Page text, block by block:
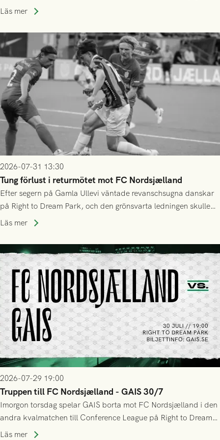
speltid i Hestrafors genom föreningssamarbete.
Läs mer
2026-07-31 13:30
Tung förlust i returmötet mot FC Nordsjælland
Efter segern på Gamla Ullevi väntade revanschsugna danskar
på Right to Dream Park, och den grönsvarta ledningen skulle
upphöra efter mindre än kvarten spelad. På lika mark visade
tennissiffror och det grönsvarta europaäventyret tog slut.
Läs mer
2026-07-29 19:00
Truppen till FC Nordsjælland - GAIS 30/7
Imorgon torsdag spelar GAIS borta mot FC Nordsjælland i den
andra kvalmatchen till Conference League på Right to Dream
Park! Fredrik Holmberg och ledarstaben har tagit ut följande
Läs mer